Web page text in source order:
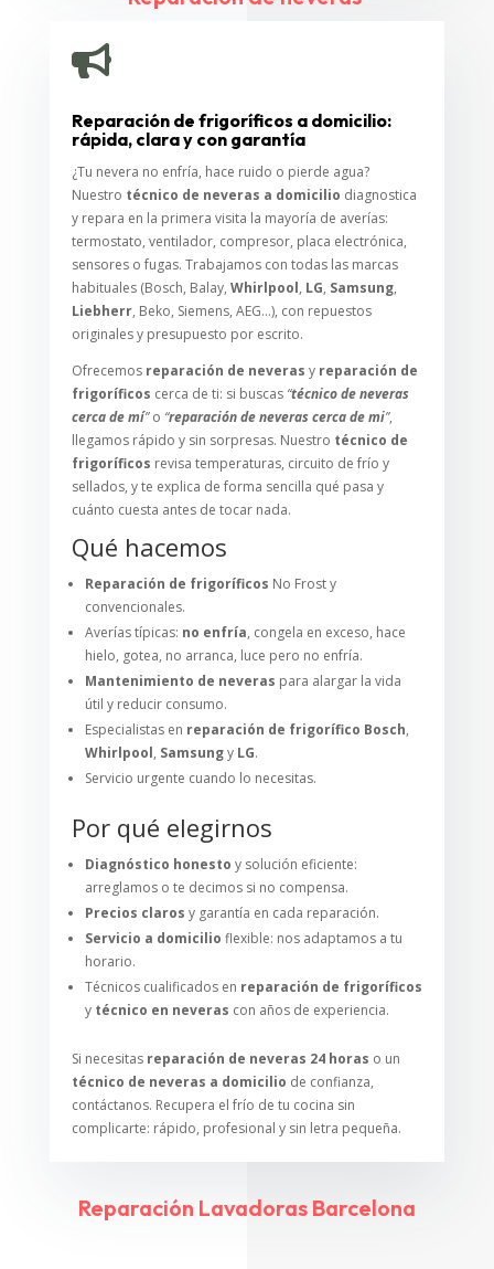

Reparación de frigoríficos a domicilio:
rápida, clara y con garantía
¿Tu nevera no enfría, hace ruido o pierde agua?
Nuestro técnico de neveras a domicilio diagnostica
y repara en la primera visita la mayoría de averías:
termostato, ventilador, compresor, placa electrónica,
sensores o fugas. Trabajamos con todas las marcas
habituales (Bosch, Balay, Whirlpool, LG, Samsung,
Liebherr, Beko, Siemens, AEG…), con repuestos
originales y presupuesto por escrito.
Ofrecemos reparación de neveras y reparación de
frigoríficos cerca de ti: si buscas “técnico de neveras
cerca de mí”o “reparación de neveras cerca de mi”,
llegamos rápido y sin sorpresas. Nuestro técnico de
frigoríficos revisa temperaturas, circuito de frío y
sellados, y te explica de forma sencilla qué pasa y
cuánto cuesta antes de tocar nada.
Qué hacemos
Reparación de frigoríficos No Frost y
convencionales.
Averías típicas: no enfría, congela en exceso, hace
hielo, gotea, no arranca, luce pero no enfría.
Mantenimiento de neveras para alargar la vida
útil y reducir consumo.
Especialistas en reparación de frigorífico Bosch,
Whirlpool, Samsungy LG.
Servicio urgente cuando lo necesitas.
Por qué elegirnos
Diagnóstico honesto y solución eficiente:
arreglamos o te decimos si no compensa.
Precios claros y garantía en cada reparación.
Servicio a domicilio flexible: nos adaptamos a tu
horario.
Técnicos cualificados en reparación de frigoríficos
y técnico en neveras con años de experiencia.
Si necesitas reparación de neveras 24 horas o un
técnico de neveras a domicilio de confianza,
contáctanos. Recupera el frío de tu cocina sin
complicarte: rápido, profesional y sin letra pequeña.
Reparación Lavadoras Barcelona